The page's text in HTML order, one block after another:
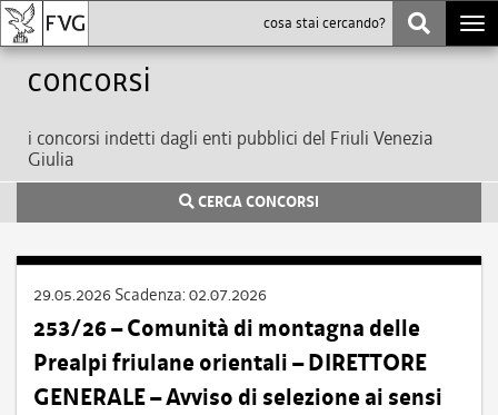
Concorsi
i concorsi indetti dagli enti pubblici del Friuli Venezia
Giulia
CERCA CONCORSI
29.05.2026 Scadenza: 02.07.2026
253/26 – Comunità di montagna delle
Prealpi friulane orientali – DIRETTORE
GENERALE – Avviso di selezione ai sensi